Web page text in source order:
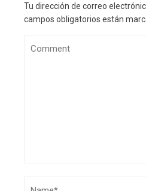
Tu dirección de correo
campos obligatorios están